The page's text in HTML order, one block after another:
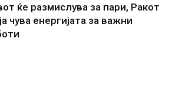
ќе размислува за пари, Ракот
чува енергијата за важни